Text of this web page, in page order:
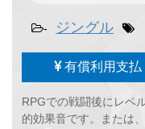
- ジングル
有償利用支払
RPGでの戦闘後にレベ
的効果音です。または